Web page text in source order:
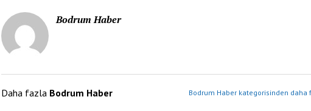
Bodrum Haber
Daha fazla Bodrum Haber Bodrum Haber kategorisinden daha